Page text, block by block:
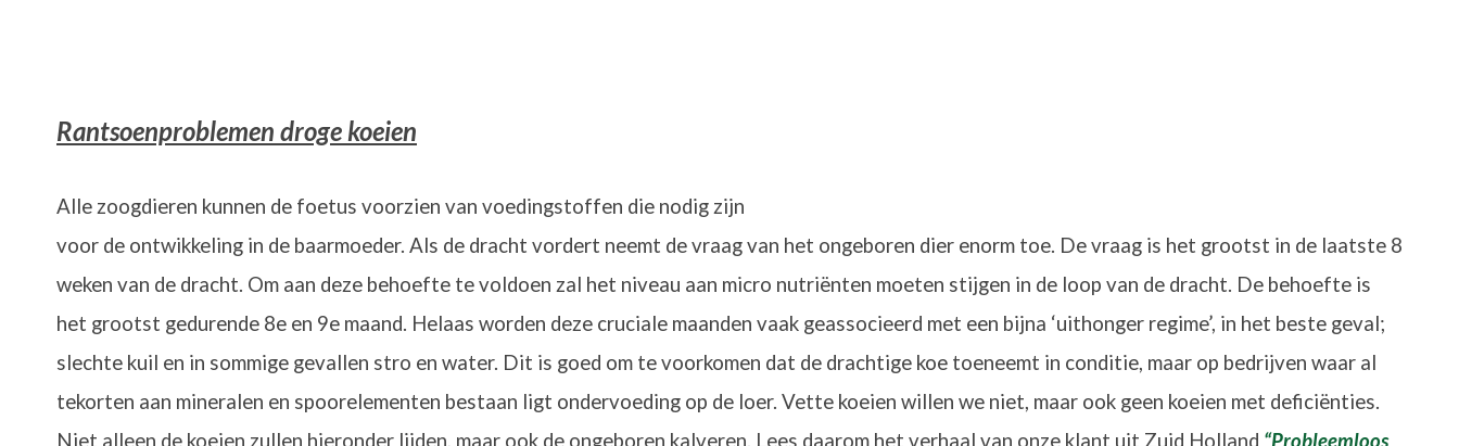
Rantsoenproblemen droge koeien
Alle zoogdieren kunnen de foetus voorzien van voedingstoffen die nodig zijn
voor de ontwikkeling in de baarmoeder. Als de dracht vordert neemt de vraag van het ongeboren dier enorm toe. De vraag is het grootst in de laatste 8
weken van de dracht. Om aan deze behoefte te voldoen zal het niveau aan micro nutriënten moeten stijgen in de loop van de dracht. De behoefte is
het grootst gedurende 8e en 9e maand. Helaas worden deze cruciale maanden vaak geassocieerd met een bijna ‘uithonger regime’, in het beste geval;
slechte kuil en in sommige gevallen stro en water. Dit is goed om te voorkomen dat de drachtige koe toeneemt in conditie, maar op bedrijven waar al
tekorten aan mineralen en spoorelementen bestaan ligt ondervoeding op de loer. Vette koeien willen we niet, maar ook geen koeien met deficiënties.
Niet alleen de koeien zullen hieronder lijden, maar ook de ongeboren kalveren. Lees daarom het verhaal van onze klant uit Zuid Holland “Probleemloos